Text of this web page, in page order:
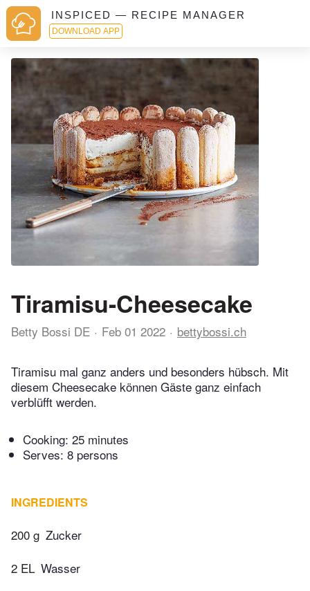
INSPICED — RECIPE MANAGER
DOWNLOAD APP
Tiramisu-Cheesecake
Betty Bossi DE Feb 01 2022 bettybossi.ch
Tiramisu mal ganz anders und besonders hübsch. Mit
diesem Cheesecake können Gäste ganz einfach
verblüfft werden.
Cooking: 25 minutes
Serves: 8 persons
INGREDIENTS
200 g Zucker
2 EL Wasser